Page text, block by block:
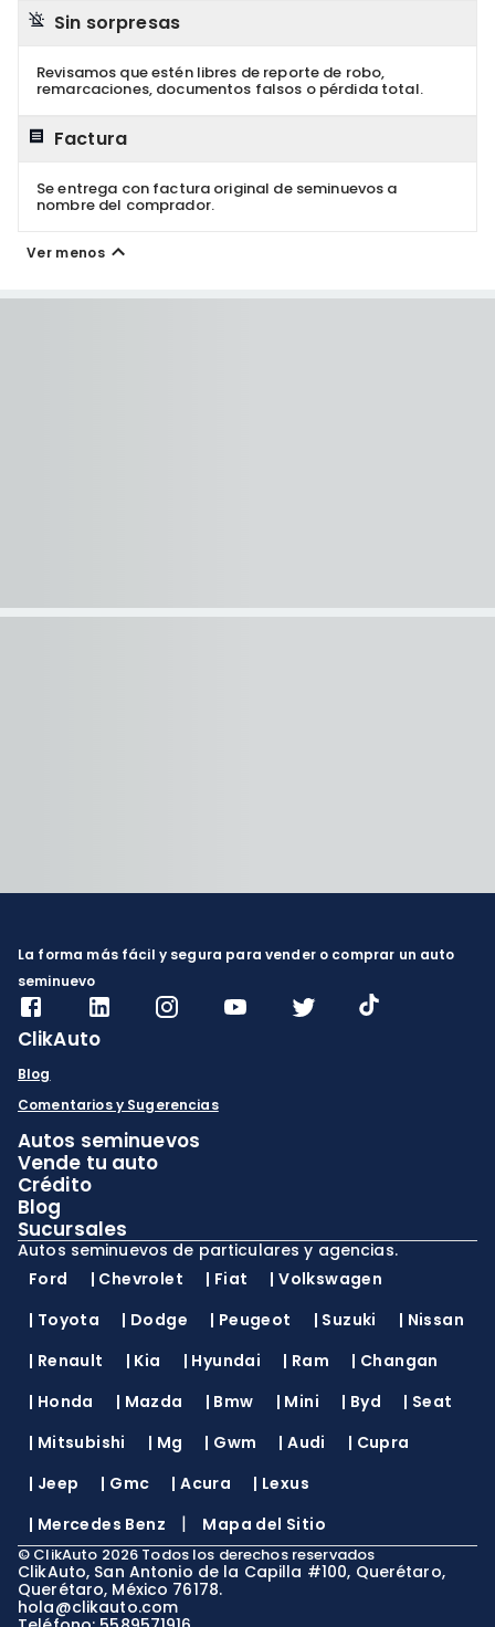
Sin sorpresas
Revisamos que estén libres de reporte de robo,
remarcaciones, documentos falsos o pérdida total.
Factura
Se entrega con factura original de seminuevos a
nombre del comprador.
Ver menos
La forma más fácil y segura para vender o comprar un auto
seminuevo
ClikAuto
Blog
Comentarios y Sugerencias
Autos seminuevos
Vende tu auto
Crédito
Blog
Sucursales
Autos seminuevos de particulares y agencias.
Ford
| Chevrolet | Fiat |Volkswagen
| Toyota | Dodge | Peugeot | Suzuki | Nissan
| Renault | Kia | Hyundai | Ram | Changan
| Honda | Mazda | Bmw | Mini | Byd | Seat
| Mitsubishi | Mg | Gwm |Audi | Cupra
| Jeep | Gmc |Acura | Lexus
| Mercedes Benz | Mapa del Sitio
© ClikAuto 2026 Todos los derechos reservados
ClikAuto, San Antonio de la Capilla #100, Querétaro,
Querétaro, México 76178.
hola@clikauto.com